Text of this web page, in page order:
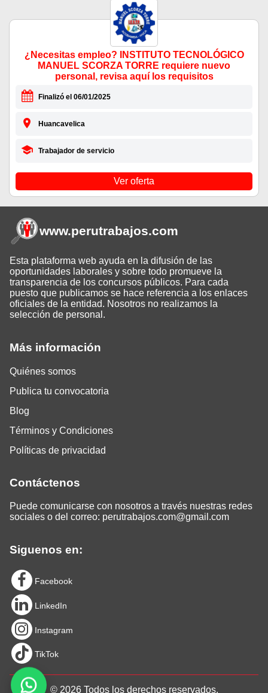
¿Necesitas empleo? INSTITUTO TECNOLÓGICO
MANUEL SCORZA TORRE requiere nuevo
personal, revisa aquí los requisitos
Finalizó el 06/01/2025
Huancavelica
Trabajador de servicio
Ver oferta
Más información
Quiénes somos
Publica tu convocatoria
Blog
Términos y Condiciones
Políticas de privacidad
Contáctenos
Puede comunicarse con nosotros a través nuestras redes
sociales o del correo: perutrabajos.com@gmail.com
Siguenos en:
Facebook
LinkedIn
Instagram
TikTok
www.perutrabajos.com
Esta plataforma web ayuda en la difusión de las
oportunidades laborales y sobre todo promueve la
transparencia de los concursos públicos. Para cada
puesto que publicamos se hace referencia a los enlaces
oficiales de la entidad. Nosotros no realizamos la
selección de personal.
© 2026 Todos los derechos reservados.